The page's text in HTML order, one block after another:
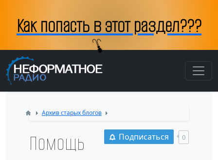
Как попасть в этот раздел???
Архив старых блогов
Подписаться 0
Помощь